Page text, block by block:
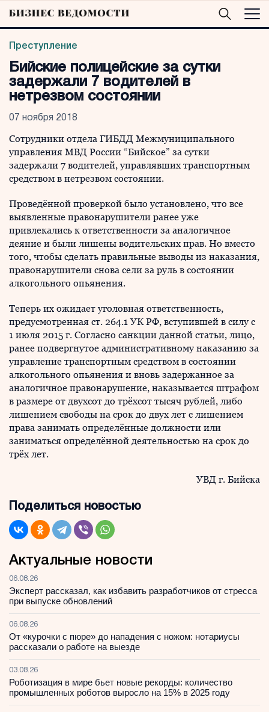
Преступление
Бийские полицейские за сутки
задержали 7 водителей в
нетрезвом состоянии
07 ноября 2018
Сотрудники отдела ГИБДД Межмуниципального
управления МВД России “Бийское” за сутки
задержали 7 водителей, управлявших транспортным
средством в нетрезвом состоянии.
Проведённой проверкой было установлено, что все
выявленные правонарушители ранее уже
привлекались к ответственности за аналогичное
деяние и были лишены водительских прав. Но вместо
того, чтобы сделать правильные выводы из наказания,
правонарушители снова сели за руль в состоянии
алкогольного опьянения.
Теперь их ожидает уголовная ответственность,
предусмотренная ст. 264.1 УК РФ, вступившей в силу с
1 июля 2015 г. Согласно санкции данной статьи, лицо,
ранее подвергнутое административному наказанию за
управление транспортным средством в состоянии
алкогольного опьянения и вновь задержанное за
аналогичное правонарушение, наказывается штрафом
в размере от двухсот до трёхсот тысяч рублей, либо
лишением свободы на срок до двух лет с лишением
права занимать определённые должности или
заниматься определённой деятельностью на срок до
трёх лет.
УВД г. Бийска
Поделиться новостью
Актуальные новости
06.08.26
Эксперт рассказал, как избавить разработчиков от стресса
при выпуске обновлений
06.08.26
От «курочки с пюре» до нападения с ножом: нотариусы
рассказали о работе на выезде
03.08.26
Роботизация в мире бьет новые рекорды: количество
промышленных роботов выросло на 15% в 2025 году